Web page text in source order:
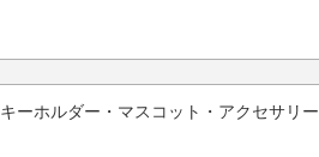
キーホルダー・マスコット・アクセサリー